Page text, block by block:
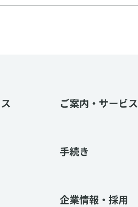
ご案内・サービス
手続き
企業情報・採用